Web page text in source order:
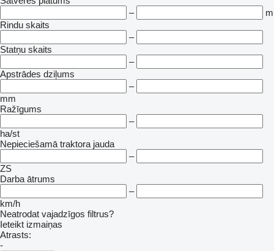
–
m
Rindu skaits
–
Statņu skaits
–
Apstrādes dziļums
–
mm
Ražīgums
–
ha/st
Nepieciešamā traktora jauda
–
ZS
Darba ātrums
–
km/h
Neatrodat vajadzīgos filtrus?
Ieteikt izmaiņas
Atrasts:
-